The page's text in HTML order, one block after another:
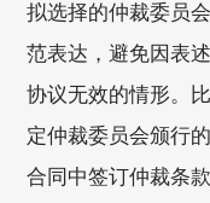
拟选择的仲裁委员
范表达，避免因表
协议无效的情形。
定仲裁委员会颁行
合同中签订仲裁条